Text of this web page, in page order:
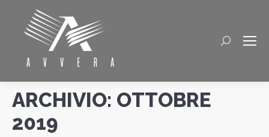
Cerca
ARCHIVIO: OTTOBRE
2019